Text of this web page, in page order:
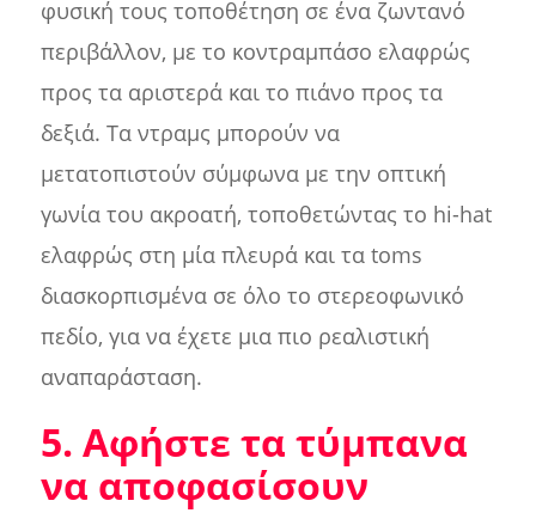
φυσική τους τοποθέτηση σε ένα ζωντανό
περιβάλλον, με το κοντραμπάσο ελαφρώς
προς τα αριστερά και το πιάνο προς τα
δεξιά. Τα ντραμς μπορούν να
μετατοπιστούν σύμφωνα με την οπτική
γωνία του ακροατή, τοποθετώντας το hi-hat
ελαφρώς στη μία πλευρά και τα toms
διασκορπισμένα σε όλο το στερεοφωνικό
πεδίο, για να έχετε μια πιο ρεαλιστική
αναπαράσταση.
5. Αφήστε τα τύμπανα
να αποφασίσουν